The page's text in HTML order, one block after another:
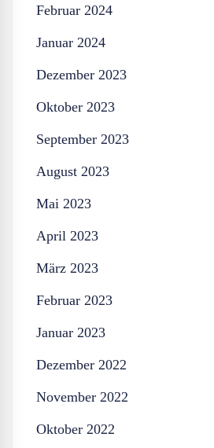
Februar 2024
Januar 2024
Dezember 2023
Oktober 2023
September 2023
August 2023
Mai 2023
April 2023
März 2023
Februar 2023
Januar 2023
Dezember 2022
November 2022
Oktober 2022